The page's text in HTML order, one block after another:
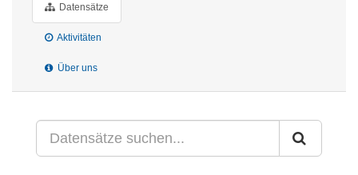
Datensätze
Aktivitäten
Über uns